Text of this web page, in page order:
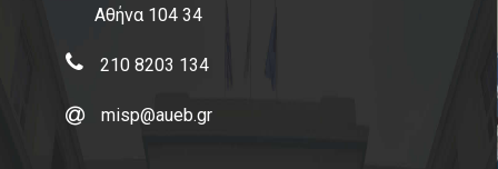
Αθήνα 104 34
210 8203 134
misp@aueb.gr